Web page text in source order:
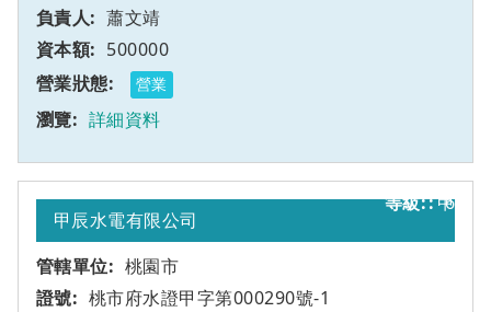
蕭文靖
500000
營業
詳細資料
6
甲辰水電有限公司
桃園市
桃市府水證甲字第000290號-1
甲